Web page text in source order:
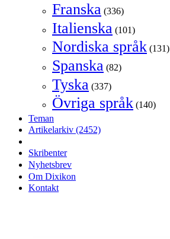
Franska (336)
Italienska (101)
Nordiska språk (131)
Spanska (82)
Tyska (337)
Övriga språk (140)
Teman
Artikelarkiv (2452)
Skribenter
Nyhetsbrev
Om Dixikon
Kontakt